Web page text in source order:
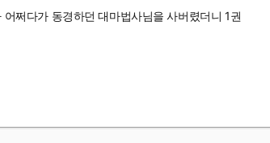
쩌다가 동경하던 대마법사님을 사버렸더니 1권